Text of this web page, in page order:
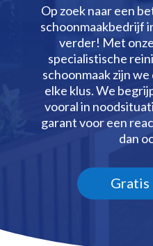
Op zoek naar een
schoonmaakbedrijf
verder! Met
specialistische
schoonmaak zijn
elke klus.​ We
vooral in
garant voor een
dan